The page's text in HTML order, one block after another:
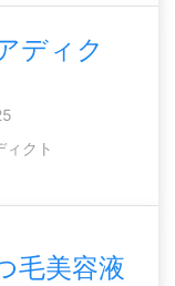
ディク
ィクト
毛美容液